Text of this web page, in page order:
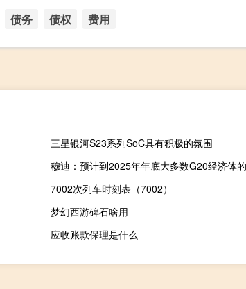
债务 债权 费用
三星银河S23系列SoC具有积极的氛围
穆迪：预计到2025年年底大多数G20经济体
7002次列车时刻表（7002）
梦幻西游碑石啥用
应收账款保理是什么